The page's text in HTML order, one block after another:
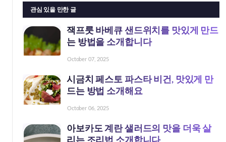
관심 있을 만한 글
잭프룻 바베큐 샌드위치를 맛있게 만드
는 방법을 소개합니다
October 07, 2025
시금치 페스토 파스타 비건, 맛있게 만
드는 방법 소개해요
October 06, 2025
아보카도 계란 샐러드의 맛을 더욱 살